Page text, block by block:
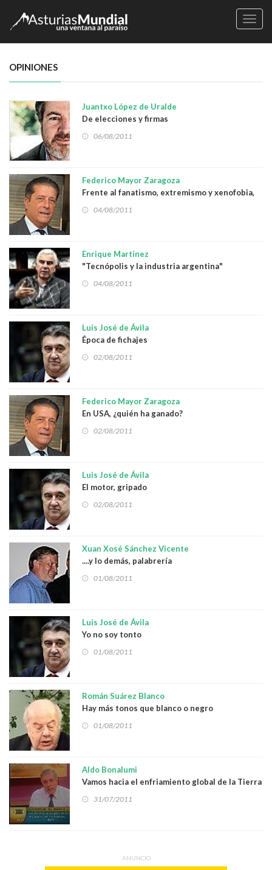
OPINIONES
Juantxo López de Uralde
De elecciones y firmas
06/08/2011
Federico Mayor Zaragoza
Frente al fanatismo, extremismo y xenofobia,
más y mejor democracia
04/08/2011
Enrique Martínez
"Tecnópolis y la industria argentina"
04/08/2011
Luis José de Ávila
Época de fichajes
02/08/2011
Federico Mayor Zaragoza
En USA, ¿quién ha ganado?
02/08/2011
Luis José de Ávila
El motor, gripado
02/08/2011
Xuan Xosé Sánchez Vicente
....y lo demás, palabrería
01/08/2011
Luis José de Ávila
Yo no soy tonto
01/08/2011
Román Suárez Blanco
Hay más tonos que blanco o negro
01/08/2011
Aldo Bonalumi
Vamos hacia el enfriamiento global de la Tierra
31/07/2011
ANUNCIO